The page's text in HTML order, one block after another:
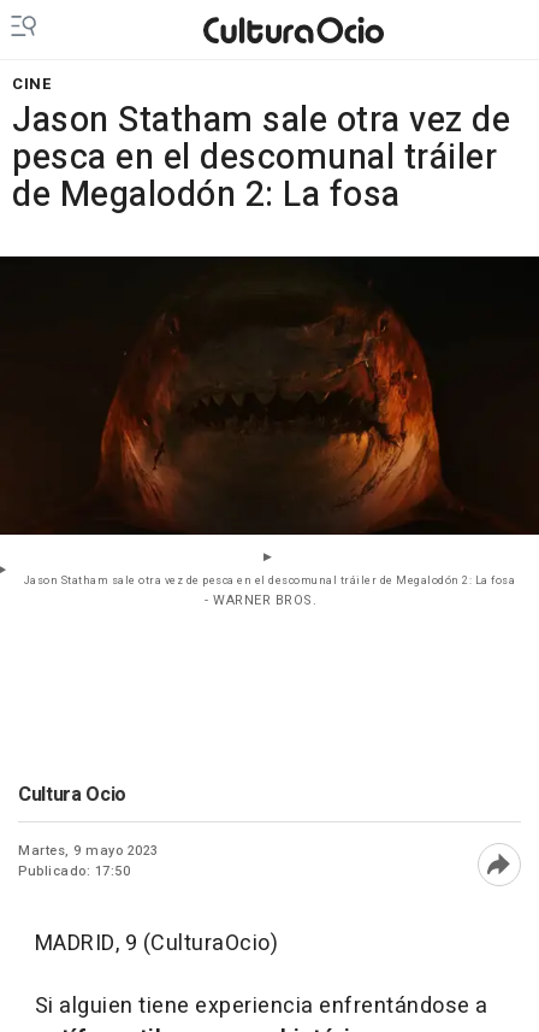
CINE
Jason Statham sale otra vez de
pesca en el descomunal tráiler
de Megalodón 2: La fosa
Jason Statham sale otra vez de pesca en el descomunal tráiler de Megalodón 2: La fosa
- WARNER BROS.
Cultura Ocio
Martes, 9 mayo 2023
Publicado: 17:50
MADRID, 9 (CulturaOcio)
Si alguien tiene experiencia enfrentándose a